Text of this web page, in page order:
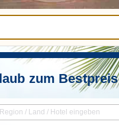
zum Bestpreis